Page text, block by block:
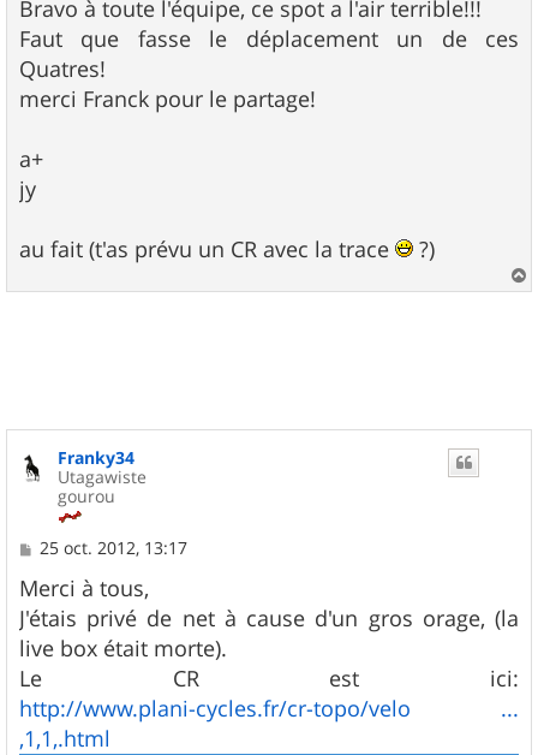
s
a
g
e
Bravo à toute l'équipe, ce spot a l'air terrible!!!
Faut que fasse le déplacement un de ces
Quatres!
merci Franck pour le partage!
a+
jy
au fait (t'as prévu un CR avec la trace ?)
a
Franky34
Utagawiste
gourou
M
s
s
a
g
e
25 oct. 2012, 13:17
Merci à tous,
J'étais privé de net à cause d'un gros orage, (la
live box était morte).
Le CR est ici:
http://www.plani-cycles.fr/cr-topo/velo ...
,1,1,.html